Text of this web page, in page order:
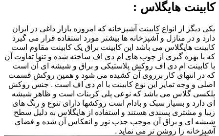
کابینت هایگلاس :
یکی دیگر از انواع کابینت آشپزخانه که امروزه بازار داغی در ایران
دارد و در منازل و آشپزخانه ها بیشتر مورد استفاده قرار می گیرد
کابینت هایگلاس می باشد این کابینت براق یک کابینت مقاوم است
که با بهره گیری از چوب های ام دی اف ساخته شده و تنها تفاوت آن
با کابینت ام دی اف روکش پلاستیکی و براق و شیشه ای آن است
که در انتهای کار برروی آن کشیده می شود و همین روکش قسمت
اصلی و وجه تمایز این نوع کابینت با ام دی اف است . جنس روکش
پلکسی گلاس می باشد که نوعی پلی کربنات است و ظاهر شیشه
ای دارد و بسیار سبک و بادام است روکشها دارای تنوع و رنگ های
زیبا و مشتری پسندی هستند و استفاده از هایگلاس به دلیل سطح
شیشه ای و براق آن موجب جذب نور و انعکاس آن شده و فضای
آشپزخانه را روشن تر می نماید .